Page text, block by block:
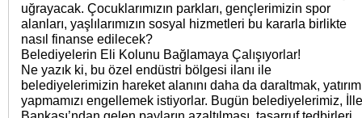
uğrayacak. Çocuklarımızın parkları, gençlerimizin spor
alanları, yaşlılarımızın sosyal hizmetleri bu kararla birlikte
nasıl finanse edilecek?
Belediyelerin Eli Kolunu Bağlamaya Çalışıyorlar!
Ne yazık ki, bu özel endüstri bölgesi ilanı ile
belediyelerimizin hareket alanını daha da daraltmak, yatırım
yapmamızı engellemek istiyorlar. Bugün belediyelerimiz,